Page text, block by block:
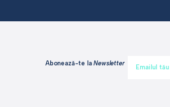
Abonează-te laNewsletter